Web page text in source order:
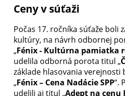
Ceny v súťaži
Počas 17. ročníka súťaže boli
kultúry, na návrh odbornej
„Fénix - Kultúrna pamiatka
udelila odborná porota titul „
základe hlasovania verejnosti
„Fénix – Cena Nadácie SPP“.
udelili aj titul „Adept na cenu